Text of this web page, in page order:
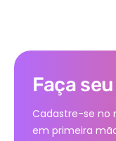
Faça
Cadastre-se no
em primeira